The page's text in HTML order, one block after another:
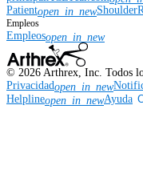
Patientopen_in_new
Empleos
Empleosopen_in_new
© 2026 Arthrex, Inc. Todos
Privacidadopen_in_new
Helplineopen_in_newAyuda